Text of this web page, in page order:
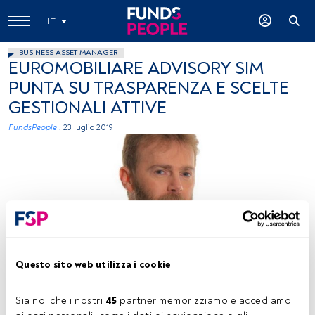
Questo sito web utilizza i cookie
Sia noi che i nostri 45 partner memorizziamo e accediamo
IT
BUSINESS ASSET MANAGER
EUROMOBILIARE ADVISORY SIM
PUNTA SU TRASPARENZA E SCELTE
GESTIONALI ATTIVE
FundsPeople . 23 luglio 2019
Tempo di lettura: 3 min.